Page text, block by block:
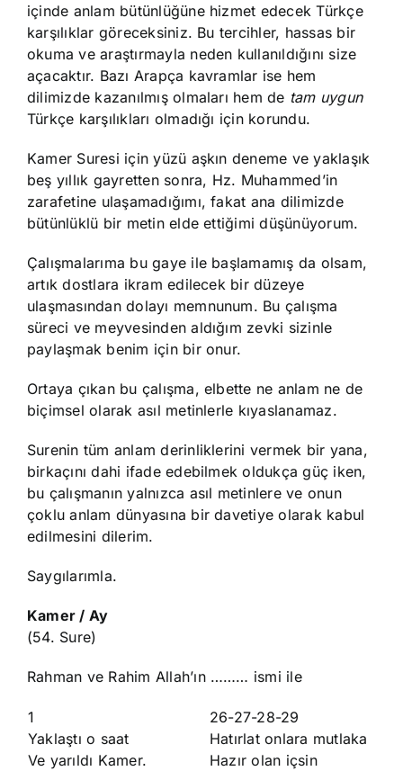
içinde anlam bütünlüğüne hizmet edecek Türkçe
karşılıklar göreceksiniz. Bu tercihler, hassas bir
okuma ve araştırmayla neden kullanıldığını size
açacaktır. Bazı Arapça kavramlar ise hem
dilimizde kazanılmış olmaları hem de tam uygun
Türkçe karşılıkları olmadığı için korundu.
Kamer Suresi için yüzü aşkın deneme ve yaklaşık
beş yıllık gayretten sonra, Hz. Muhammed’in
zarafetine ulaşamadığımı, fakat ana dilimizde
bütünlüklü bir metin elde ettiğimi düşünüyorum.
Çalışmalarıma bu gaye ile başlamamış da olsam,
artık dostlara ikram edilecek bir düzeye
ulaşmasından dolayı memnunum. Bu çalışma
süreci ve meyvesinden aldığım zevki sizinle
paylaşmak benim için bir onur.
Ortaya çıkan bu çalışma, elbette ne anlam ne de
biçimsel olarak asıl metinlerle kıyaslanamaz.
Surenin tüm anlam derinliklerini vermek bir yana,
birkaçını dahi ifade edebilmek oldukça güç iken,
bu çalışmanın yalnızca asıl metinlere ve onun
çoklu anlam dünyasına bir davetiye olarak kabul
edilmesini dilerim.
Saygılarımla.
Kamer / Ay
(54. Sure)
Rahman ve Rahim Allah’ın ……… ismi ile
1
Yaklaştı o saat
Ve yarıldı Kamer.
26-27-28-29
Hatırlat onlara mutlaka
Hazır olan içsin